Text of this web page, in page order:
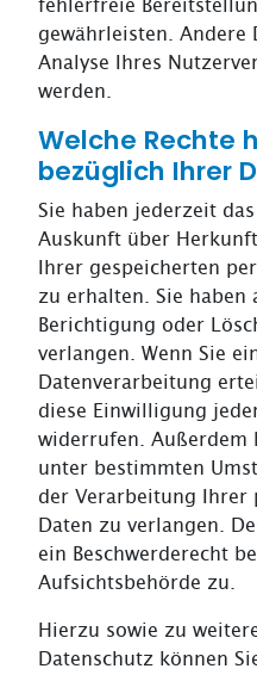
fehlerfreie
gewährleisten. Andere
Analyse Ihres
werden.
Welche Rechte
bezüglich Ihrer
Sie haben jederzeit
Auskunft über
Ihrer gespeicherten
zu erhalten. Sie haben
Berichtigung oder
verlangen. Wenn Sie
Datenverarbeitung
diese Einwilligung
widerrufen. Außerdem
unter bestimmten
der Verarbeitung Ihrer
Daten zu verlangen.
ein Beschwerderecht
Aufsichtsbehörde zu.
Hierzu sowie zu
Datenschutz können